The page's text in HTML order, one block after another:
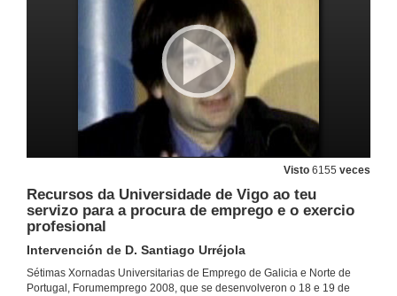
Visto 6155 veces
Recursos da Universidade de Vigo ao teu
servizo para a procura de emprego e o exercio
profesional
Intervención de D. Santiago Urréjola
Sétimas Xornadas Universitarias de Emprego de Galicia e Norte de
Portugal, Forumemprego 2008, que se desenvolveron o 18 e 19 de